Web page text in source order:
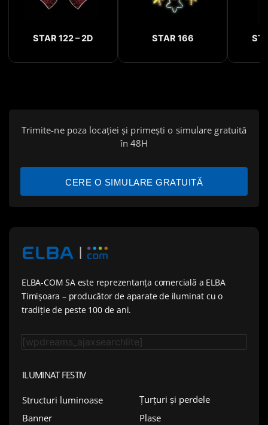
STAR 122 – 2D STAR 166
Trimite-ne poza locației și primești o simulare gratuită
în 48H
CERE O SIMULARE GRATUITĂ
ELBA-COM SA este reprezentanța comercială a ELBA
Timișoara – producător de aparate de iluminat cu o
tradiție de peste 100 de ani.
[wpdreams_ajaxsearchlite]
ILUMINAT FESTIV
Structuri luminoase
Banner
Țurțuri și perdele
Plase